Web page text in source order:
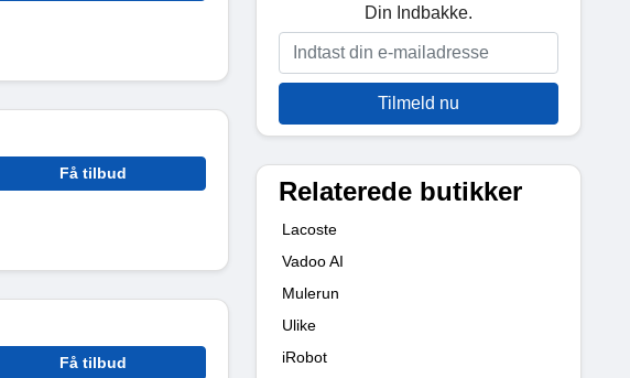
Få tilbud
Få tilbud
Din Indbakke.
Tilmeld nu
Relaterede butikker
Lacoste
Vadoo AI
Mulerun
Ulike
iRobot